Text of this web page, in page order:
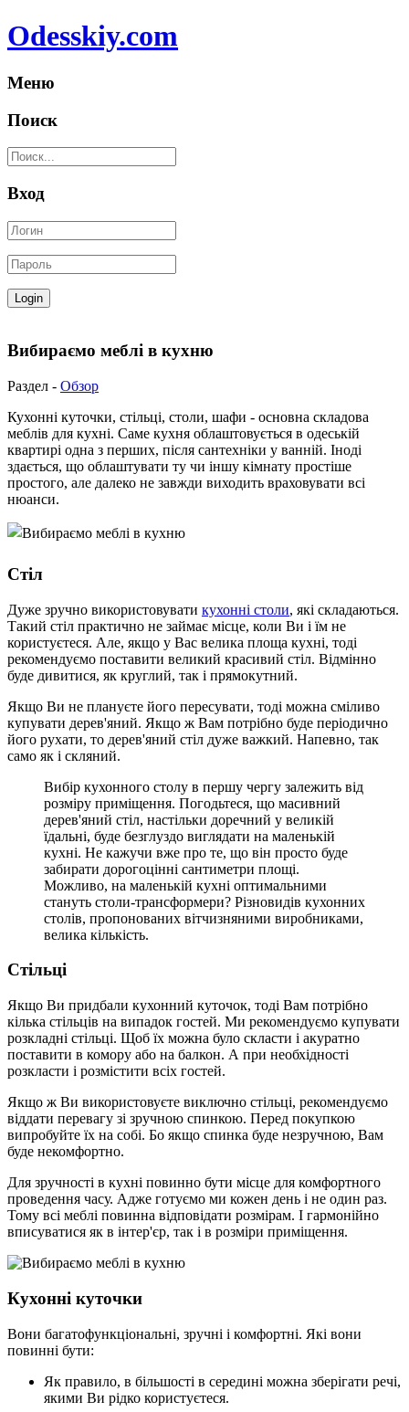
Odesskiy.com
Меню
Поиск
Вход
Вибираємо меблі в кухню
Раздел - Обзор
Кухонні куточки, стільці, столи, шафи - основна складова
меблів для кухні. Саме кухня облаштовується в одеській
квартирі одна з перших, після сантехніки у ванній. Іноді
здається, що облаштувати ту чи іншу кімнату простіше
простого, але далеко не завжди виходить враховувати всі
нюанси.
Стіл
Дуже зручно використовувати кухонні столи, які складаються.
Такий стіл практично не займає місце, коли Ви і їм не
користуєтеся. Але, якщо у Вас велика площа кухні, тоді
рекомендуємо поставити великий красивий стіл. Відмінно
буде дивитися, як круглий, так і прямокутний.
Якщо Ви не плануєте його пересувати, тоді можна сміливо
купувати дерев'яний. Якщо ж Вам потрібно буде періодично
його рухати, то дерев'яний стіл дуже важкий. Напевно, так
само як і скляний.
Вибір кухонного столу в першу чергу залежить від
розміру приміщення. Погодьтеся, що масивний
дерев'яний стіл, настільки доречний у великій
їдальні, буде безглуздо виглядати на маленькій
кухні. Не кажучи вже про те, що він просто буде
забирати дорогоцінні сантиметри площі.
Можливо, на маленькій кухні оптимальними
стануть столи-трансформери? Різновидів кухонних
столів, пропонованих вітчизняними виробниками,
велика кількість.
Стільці
Якщо Ви придбали кухонний куточок, тоді Вам потрібно
кілька стільців на випадок гостей. Ми рекомендуємо купувати
розкладні стільці. Щоб їх можна було скласти і акуратно
поставити в комору або на балкон. А при необхідності
розкласти і розмістити всіх гостей.
Якщо ж Ви використовуєте виключно стільці, рекомендуємо
віддати перевагу зі зручною спинкою. Перед покупкою
випробуйте їх на собі. Бо якщо спинка буде незручною, Вам
буде некомфортно.
Для зручності в кухні повинно бути місце для комфортного
проведення часу. Адже готуємо ми кожен день і не один раз.
Тому всі меблі повинна відповідати розмірам. І гармонійно
вписуватися як в інтер'єр, так і в розміри приміщення.
Кухонні куточки
Вони багатофункціональні, зручні і комфортні. Які вони
повинні бути:
Як правило, в більшості в середині можна зберігати речі,
якими Ви рідко користуєтеся.